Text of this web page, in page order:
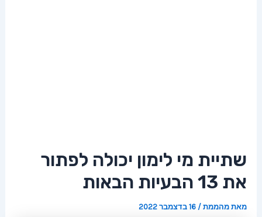
שתיית מי לימון יכולה לפתור
את 13 הבעיות הבאות
מאתמהממת/16 בדצמבר 2022